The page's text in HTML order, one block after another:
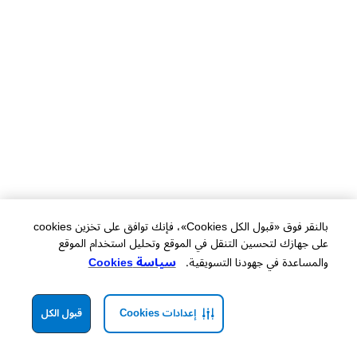
بالنقر فوق «قبول الكل Cookies»، فإنك توافق على تخزين cookies
على جهازك لتحسين التنقل في الموقع وتحليل استخدام الموقع
والمساعدة في جهودنا التسويقية. سياسة Cookies
قبول الكل إعدادات Cookies